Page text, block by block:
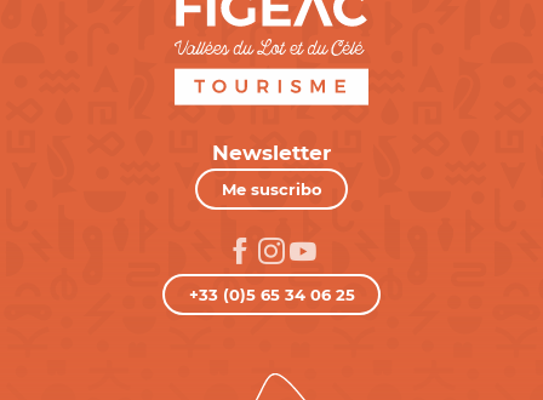
Newsletter
Me suscribo
+33 (0)5 65 34 06 25